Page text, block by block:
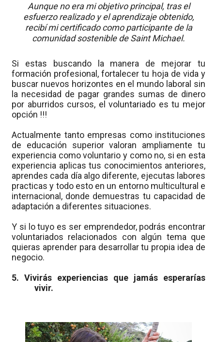
Aunque no era mi objetivo principal, tras el
esfuerzo realizado y el aprendizaje obtenido,
recibí mi certificado como participante de la
comunidad sostenible de Saint Michael.
Si estas buscando la manera de mejorar tu
formación profesional, fortalecer tu hoja de vida y
buscar nuevos horizontes en el mundo laboral sin
la necesidad de pagar grandes sumas de dinero
por aburridos cursos, el voluntariado es tu mejor
opción !!!
Actualmente tanto empresas como instituciones
de educación superior valoran ampliamente tu
experiencia como voluntario y como no, si en esta
experiencia aplicas tus conocimientos anteriores,
aprendes cada día algo diferente, ejecutas labores
practicas y todo esto en un entorno multicultural e
internacional, donde demuestras tu capacidad de
adaptación a diferentes situaciones.
Y si lo tuyo es ser emprendedor, podrás encontrar
voluntariados relacionados con algún tema que
quieras aprender para desarrollar tu propia idea de
negocio.
5. Vivirás experiencias que jamás esperarías
vivir.